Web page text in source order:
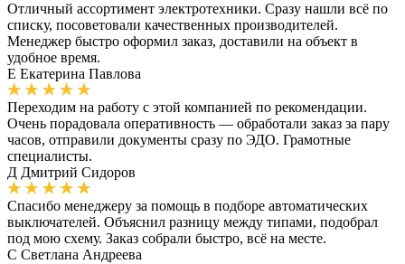
Отличный ассортимент электротехники. Сразу нашли всё по
списку, посоветовали качественных производителей.
Менеджер быстро оформил заказ, доставили на объект в
удобное время.
Е Екатерина Павлова
Переходим на работу с этой компанией по рекомендации.
Очень порадовала оперативность — обработали заказ за пару
часов, отправили документы сразу по ЭДО. Грамотные
специалисты.
Д Дмитрий Сидоров
Спасибо менеджеру за помощь в подборе автоматических
выключателей. Объяснил разницу между типами, подобрал
под мою схему. Заказ собрали быстро, всё на месте.
С Светлана Андреева